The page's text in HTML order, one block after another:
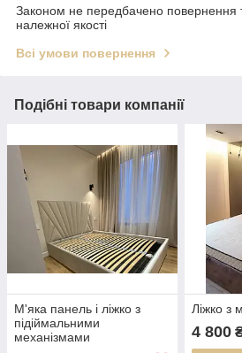
Законом не передбачено повернення
належної якості
Всі умови повернення
Подібні товари компанії
М'яка панель і ліжко з
підіймальними
механізмами
Ліжко з
4 800